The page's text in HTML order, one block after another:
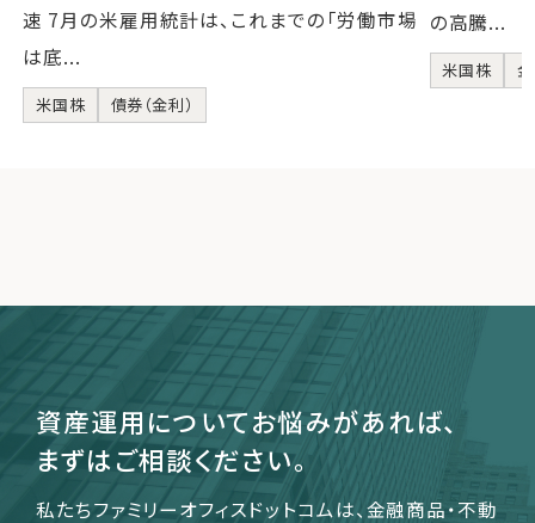
速 7月の米雇用統計は、これまでの「労働市場
は底...
米国株 債券（金利）
の高騰...
米国株 金
資産運用についてお悩みがあれば、
まずはご相談ください。
私たちファミリーオフィスドットコムは、金融商品・不動